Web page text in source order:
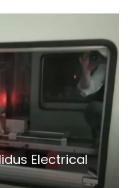
Electrical